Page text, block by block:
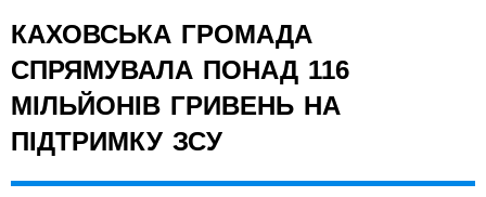
КАХОВСЬКА ГРОМАДА
СПРЯМУВАЛА ПОНАД 116
МІЛЬЙОНІВ ГРИВЕНЬ НА
ПІДТРИМКУ ЗСУ